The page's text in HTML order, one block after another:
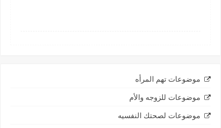
موضوعات تهم المرأه
موضوعات للزوجه والأم
موضوعات لصحتك النفسيه